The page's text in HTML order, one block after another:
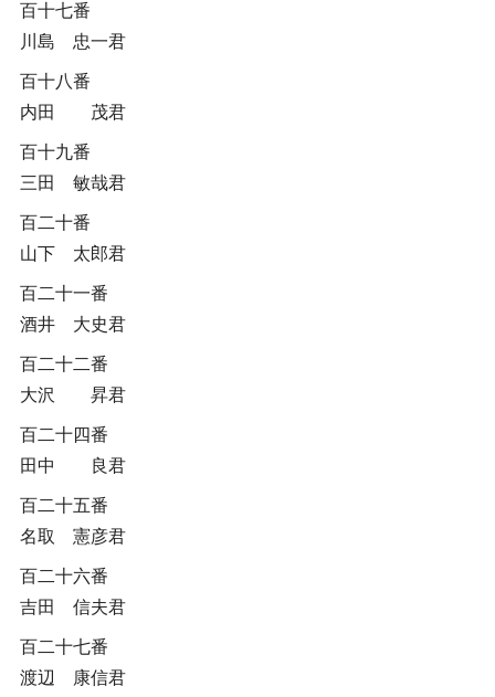
百十七番
川島 忠一君
百十八番
内田 茂君
百十九番
三田 敏哉君
百二十番
山下 太郎君
百二十一番
酒井 大史君
百二十二番
大沢 昇君
百二十四番
田中 良君
百二十五番
名取 憲彦君
百二十六番
吉田 信夫君
百二十七番
渡辺 康信君